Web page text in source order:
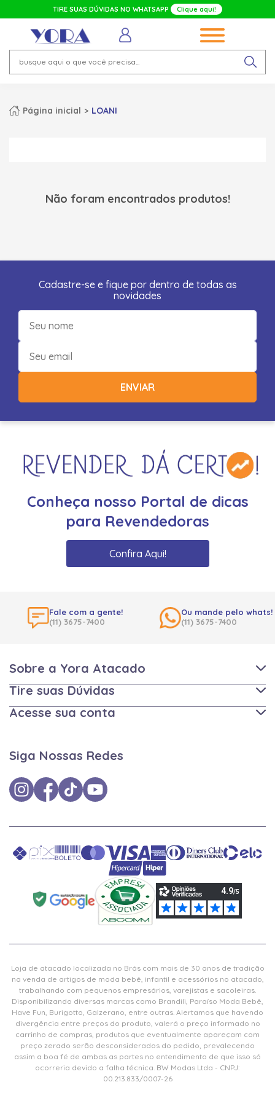
TIRE SUAS DÚVIDAS NO WHATSAPP Clique aqui!
Página inicial LOANI
Não foram encontrados produtos!
Cadastre-se e fique por dentro de todas as
novidades
ENVIAR
Conheça nosso Portal de dicas
para Revendedoras
Confira Aqui!
Fale com a gente!
(11) 3675-7400
Ou mande pelo whats!
(11) 3675-7400
Sobre a Yora Atacado
Tire suas Dúvidas
Acesse sua conta
Siga Nossas Redes
Loja de atacado localizada no Brás com mais de 30 anos de tradição
na venda de artigos de moda bebê, infantil e acessórios no atacado,
trabalhando com pequenos empresários, varejistas e sacoleiras.
Disponibilizando diversas marcas como Brandili, Paraíso Moda Bebê,
Have Fun, Burigotto, Galzerano, entre outras. Alertamos que havendo
divergência entre preços do produto, valerá o preço informado no
carrinho de compras, produtos que eventualmente apareçam com
preço zerado serão desconsiderados do pedido, prevalecendo
assim a boa fé de ambas as partes no entendimento de que isso só
ocorreria devido a falha técnica. BW Modas Ltda - CNPJ:
00.213.833/0007-26